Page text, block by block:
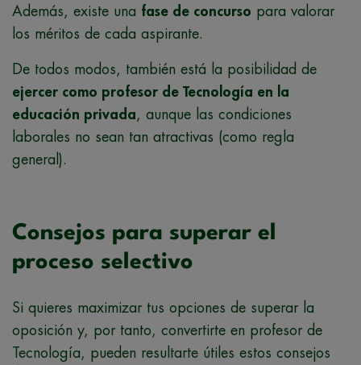
Además, existe una fase de concurso para valorar
los méritos de cada aspirante.
De todos modos, también está la posibilidad de
ejercer como profesor de Tecnología en la
educación privada, aunque las condiciones
laborales no sean tan atractivas (como regla
general).
Consejos para superar el
proceso selectivo
Si quieres maximizar tus opciones de superar la
oposición y, por tanto, convertirte en profesor de
Tecnología, pueden resultarte útiles estos consejos